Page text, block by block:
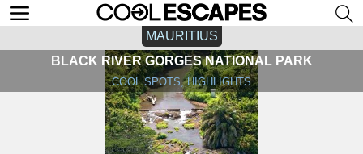
MAURITIUS
BLACK RIVER GORGES NATIONAL PARK
COOL SPOTS, HIGHLIGHTS